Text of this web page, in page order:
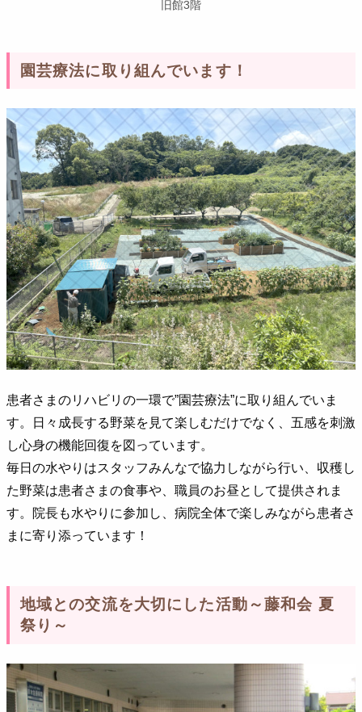
旧館3階
園芸療法に取り組んでいます！
患者さまのリハビリの一環で”園芸療法”に取り組んでいま
す。日々成長する野菜を見て楽しむだけでなく、五感を刺激
し心身の機能回復を図っています。
毎日の水やりはスタッフみんなで協力しながら行い、収穫し
た野菜は患者さまの食事や、職員のお昼として提供されま
す。院長も水やりに参加し、病院全体で楽しみながら患者さ
まに寄り添っています！
地域との交流を大切にした活動～藤和会 夏
祭り～